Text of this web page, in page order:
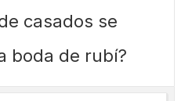
casados se
boda de rubí?